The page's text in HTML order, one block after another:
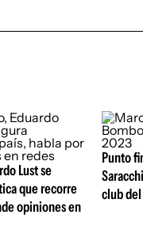
Lust se
que recorre
opiniones en
Punto
club